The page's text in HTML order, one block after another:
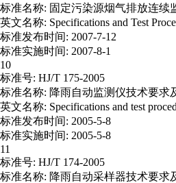
标准名称: 固定污染源烟气排放连续
英文名称: Specifications and Test
标准发布时间: 2007-7-12
标准实施时间: 2007-8-1
10
标准号: HJ/T 175-2005
标准名称: 降雨自动监测仪技术要求
英文名称: Specifications and test
标准发布时间: 2005-5-8
标准实施时间: 2005-5-8
11
标准号: HJ/T 174-2005
标准名称: 降雨自动采样器技术要求